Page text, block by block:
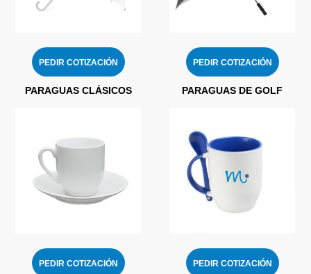
PEDIR COTIZACIÓN
PARAGUAS CLÁSICOS
PEDIR COTIZACIÓN
PARAGUAS DE GOLF
PEDIR COTIZACIÓN PEDIR COTIZACIÓN